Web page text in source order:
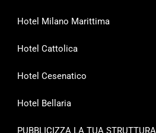
Hotel Milano Marittima
Hotel Cattolica
Hotel Cesenatico
Hotel Bellaria
PUBBLICIZZA LA TUA STRUTTURA